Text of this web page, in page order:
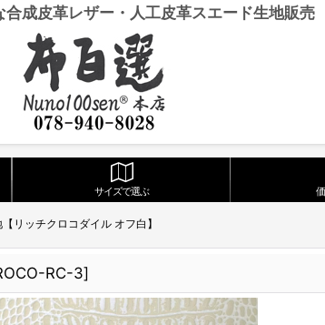
合成皮革レザー・人工皮革スエード生地販売
サイズで選ぶ
リッチクロコダイル オフ白】
RC-3]